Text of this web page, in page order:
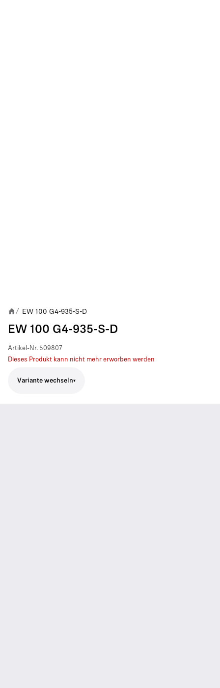
/ EW 100 G4-935-S-D
EW 100 G4-935-S-D
Artikel-Nr. 509807
Dieses Produkt kann nicht mehr erworben werden
Variante wechseln